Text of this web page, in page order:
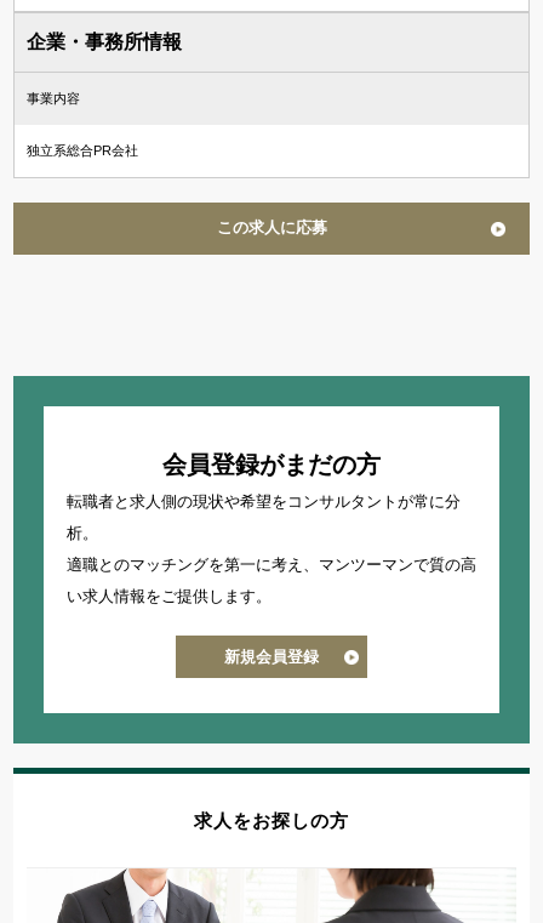
企業・事務所情報
事業内容
独立系総合PR会社
この求人に応募
会員登録がまだの方
転職者と求人側の現状や希望をコンサルタントが常に分
析。
適職とのマッチングを第一に考え、 マンツーマンで質の高
い求人情報をご提供します。
新規会員登録
求人をお探しの方